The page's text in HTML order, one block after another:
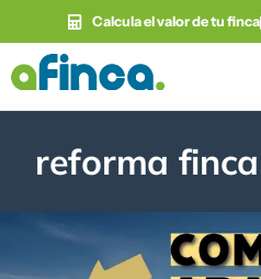
Calcula el valor de tu finca
reforma finca